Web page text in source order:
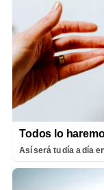
Todos lo
Así será tu día a día